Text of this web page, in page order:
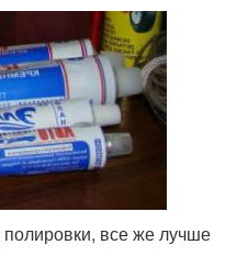
все же лучше